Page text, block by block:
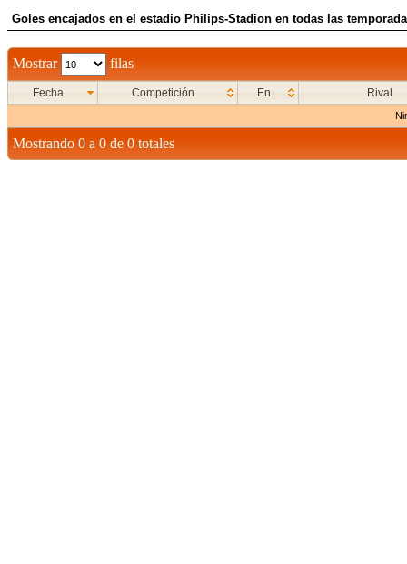
Goles encajados en el estadio Philips-Stadion en todas las
Mostrar filas
Fecha Competición En Rival
Mostrando 0 a 0 de 0 totales